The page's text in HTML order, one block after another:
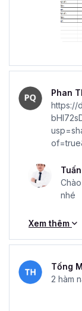
Phan
https://
nhé
Xem thêm
Tống
2 hàm